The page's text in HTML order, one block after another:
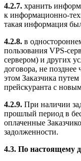
4.2.7. хранить
к информационно-
такая информация
4.2.8. в
пользования VPS-
сервером) и других
договора, не позднее
этом Заказчика
прейскуранта с
4.2.9. При наличии
прошлый период в
оплаченные
задолженности.
4.3. По настоящему